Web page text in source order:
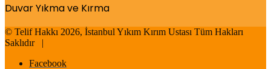
Duvar Yıkma ve Kırma
© Telif Hakkı 2026, İstanbul Yıkım Kırım Ustası Tüm Hakları
Saklıdır |
Facebook